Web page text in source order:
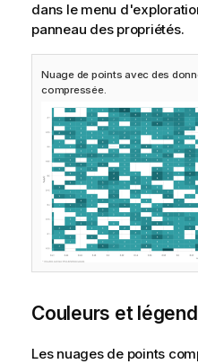
dans le menu
panneau des propriétés.
Nuage de points avec des
compressée.
Couleurs et
Les nuages de points